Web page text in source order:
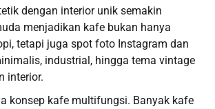
dengan interior unik semakin
menjadikan kafe bukan hanya
tetapi juga spot foto Instagram dan
industrial, hingga tema vintage
interior.
konsep kafe multifungsi. Banyak kafe